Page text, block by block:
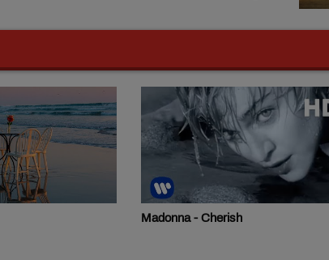
Ana Moura - Tens os Olhos de Deus